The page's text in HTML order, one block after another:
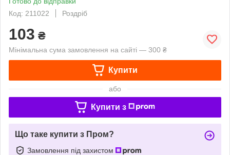
Код: 211022
Роздріб
103 ₴
Мінімальна сума замовлення на сайті — 300 ₴
Купити
або
Купити з
Що таке купити з Пром?
Замовлення під захистом